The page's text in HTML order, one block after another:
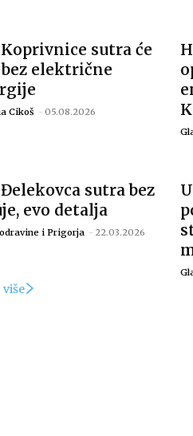
sutra će
električne
Cikoš - 05.08.2026
sutra bez
evo detalja
i Prigorja - 22.03.2026
više